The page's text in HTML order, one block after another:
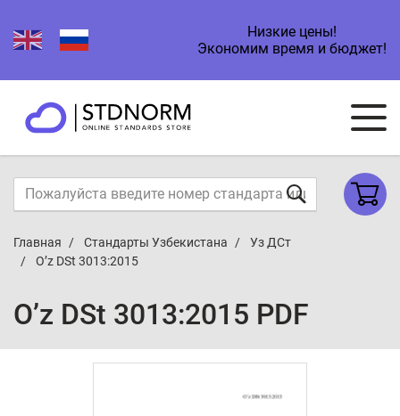
Низкие цены!
Экономим время и бюджет!
Главная Стандарты Узбекистана
Уз ДСт
O’z DSt 3013:2015
O’z DSt 3013:2015 PDF